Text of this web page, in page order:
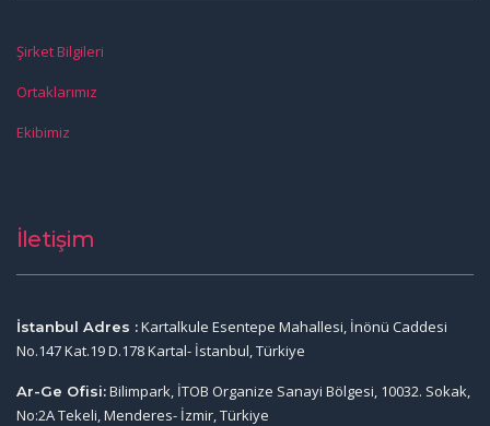
Şirket Bilgileri
Ortaklarımız
Ekibimiz
İletişim
İstanbul Adres :Kartalkule Esentepe Mahallesi, İnönü Caddesi
No.147 Kat.19 D.178 Kartal- İstanbul, Türkiye
Ar-Ge Ofisi:Bilimpark, İTOB Organize Sanayi Bölgesi, 10032. Sokak,
No:2A Tekeli, Menderes- İzmir, Türkiye